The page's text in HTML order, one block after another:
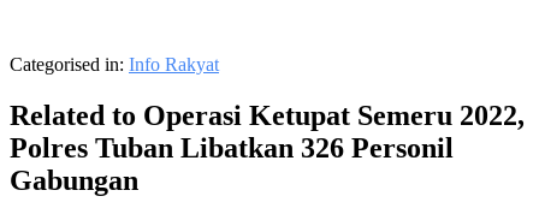
Categorised in: Info Rakyat
Related to Operasi Ketupat Semeru 2022,
Polres Tuban Libatkan 326 Personil
Gabungan